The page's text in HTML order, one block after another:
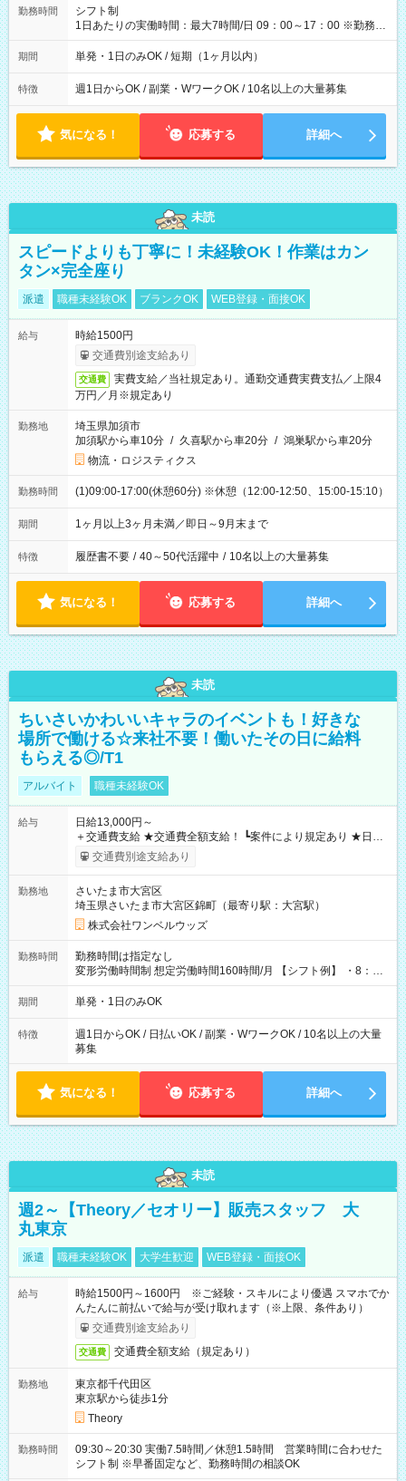
間】試用期間なし
勤務時間
シフト制
1日あたりの実働時間：最大7時間/日 09：00～17：00 ※勤務時
間は 試験により異なります。
期間 単発・1日のみOK / 短期（1ヶ月以内）
特徴 週1日からOK / 副業・WワークOK / 10名以上の大量募集
気になる！ 応募する 詳細へ
未読
スピードよりも丁寧に！未経験OK！作業はカン
タン×完全座り
派遣 職種未経験OK ブランクOK WEB登録・面接OK
給与
時給1500円
交通費別途支給あり
交通費
実費支給／当社規定あり。通勤交通費実費支払／上限4
万円／月※規定あり
勤務地
埼玉県加須市
加須駅から車10分 / 久喜駅から車20分 / 鴻巣駅から車20分
物流・ロジスティクス
勤務時間 (1)09:00-17:00(休憩60分) ※休憩（12:00-12:50、15:00-15:10）
期間 1ヶ月以上3ヶ月未満／即日～9月末まで
特徴 履歴書不要 / 40～50代活躍中 / 10名以上の大量募集
気になる！ 応募する 詳細へ
未読
ちいさいかわいいキャラのイベントも！好きな
場所で働ける☆来社不要！働いたその日に給料
もらえる◎/T1
アルバイト 職種未経験OK
給与
日給13,000円～
＋交通費支給 ★交通費全額支給！ ┗案件により規定あり ★日払
いOK！（規定あり） ┗働いたその日に現金GET♪ お仕事後はコ
ンビニATMから 日払い分を引き落とせます！ 【試用期間】試
交通費別途支給あり
勤務地
さいたま市大宮区
埼玉県さいたま市大宮区錦町（最寄り駅：大宮駅）
株式会社ワンベルウッズ
勤務時間
勤務時間は指定なし
変形労働時間制 想定労働時間160時間/月 【シフト例】 ・8：00
～21：00
期間 単発・1日のみOK
特徴
週1日からOK / 日払いOK / 副業・WワークOK / 10名以上の大量
募集
気になる！ 応募する 詳細へ
未読
週2～【Theory／セオリー】販売スタッフ 大
丸東京
派遣 職種未経験OK 大学生歓迎 WEB登録・面接OK
給与
時給1500円～1600円 ※ご経験・スキルにより優遇 スマホでか
んたんに前払いで給与が受け取れます（※上限、条件あり）
交通費別途支給あり
交通費 交通費全額支給（規定あり）
勤務地
東京都千代田区
東京駅から徒歩1分
Theory
勤務時間
09:30～20:30 実働7.5時間／休憩1.5時間 営業時間に合わせた
シフト制 ※早番固定など、勤務時間の相談OK